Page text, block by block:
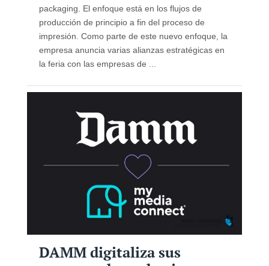
packaging. El enfoque está en los flujos de
producción de principio a fin del proceso de
impresión. Como parte de este nuevo enfoque, la
empresa anuncia varias alianzas estratégicas en
la feria con las empresas de ...
DAMM digitaliza sus